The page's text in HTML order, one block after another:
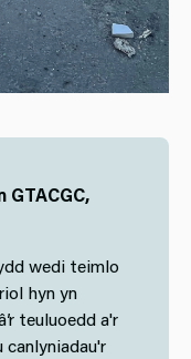
GTACGC,
wedi teimlo
hyn yn
teuluoedd a'r
canlyniadau'r